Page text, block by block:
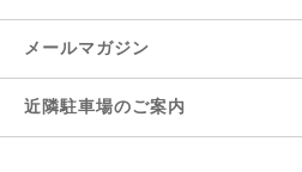
メールマガジン
近隣駐車場のご案内